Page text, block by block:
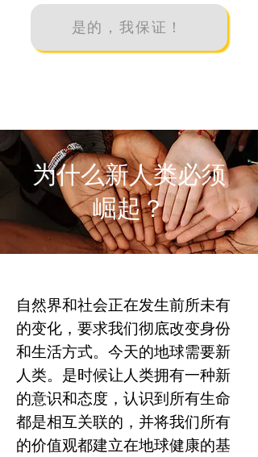
是的，我保证！
为什么新人类必须
崛起？
自然界和社会正在发生前所未有
的变化，要求我们彻底改变身份
和生活方式。今天的地球需要新
人类。是时候让人类拥有一种新
的意识和态度，认识到所有生命
都是相互关联的，并将我们所有
的价值观都建立在地球健康的基